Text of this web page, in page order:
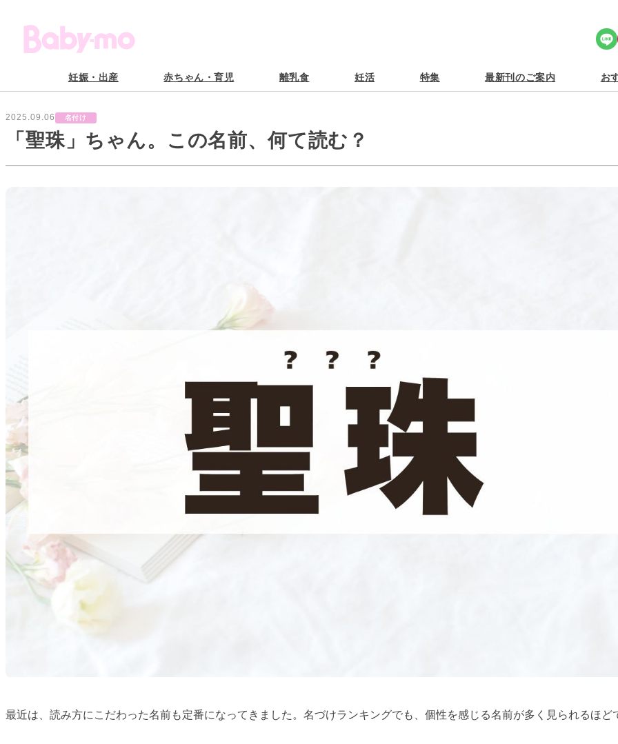
Share Icon
妊娠・出産 赤ちゃん・育児 離乳食 妊活 特集 最新刊のご案内 お
2025.09.06 名付け
「聖珠」ちゃん。この名前、何て読む？
最近は、読み方にこだわった名前も定番になってきました。名づけランキングでも、個性を感じる名前が多く見られるほど